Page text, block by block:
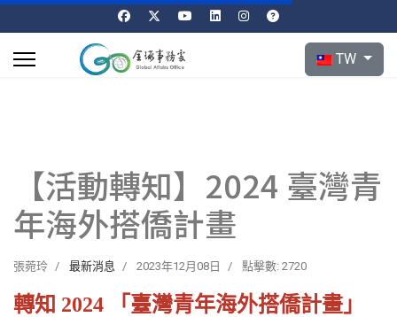
選擇你的語言
TW
【活動轉知】2024 臺灣青
年海外搭僑計畫
張菀玲 最新消息 2023年12月08日 點擊數: 2720
轉知 2024 「臺灣青年海外搭僑計畫」